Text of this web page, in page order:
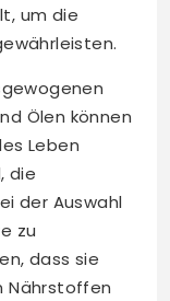
um die
Ölen können
Leben
die
der Auswahl
zu
dass sie
Nährstoffen